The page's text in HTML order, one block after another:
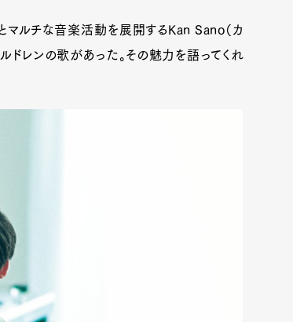
マルチな音楽活動を展開するKan Sano（カ
ルドレンの歌があった。その魅力を語ってくれ